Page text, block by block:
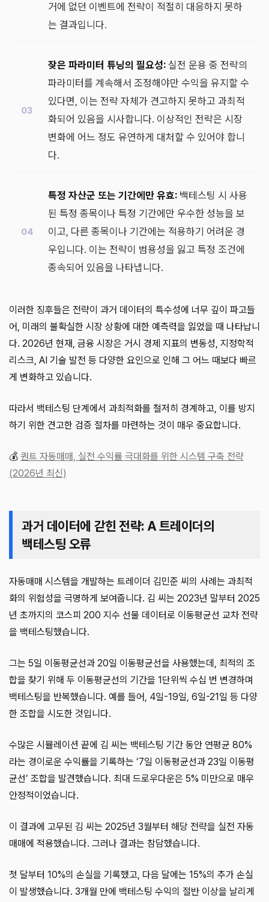
거에 없던 이벤트에 전략이 적절히 대응하지 못하
는 결과입니다.
잦은 파라미터 튜닝의 필요성: 실전 운용 중 전략의
파라미터를 계속해서 조정해야만 수익을 유지할 수
있다면, 이는 전략 자체가 견고하지 못하고 과최적
화되어 있음을 시사합니다. 이상적인 전략은 시장
변화에 어느 정도 유연하게 대처할 수 있어야 합니
다.
특정 자산군 또는 기간에만 유효: 백테스팅 시 사용
된 특정 종목이나 특정 기간에만 우수한 성능을 보
이고, 다른 종목이나 기간에는 적용하기 어려운 경
우입니다. 이는 전략이 범용성을 잃고 특정 조건에
종속되어 있음을 나타냅니다.
이러한 징후들은 전략이 과거 데이터의 특수성에 너무 깊이 파고들
어, 미래의 불확실한 시장 상황에 대한 예측력을 잃었을 때 나타납니
다. 2026년 현재, 금융 시장은 거시 경제 지표의 변동성, 지정학적
리스크, AI 기술 발전 등 다양한 요인으로 인해 그 어느 때보다 빠르
게 변화하고 있습니다.
따라서 백테스팅 단계에서 과최적화를 철저히 경계하고, 이를 방지
하기 위한 견고한 검증 절차를 마련하는 것이 매우 중요합니다.
💰 퀀트 자동매매, 실전 수익률 극대화를 위한 시스템 구축 전략
(2026년 최신)
과거 데이터에 갇힌 전략: A 트레이더의
백테스팅 오류
자동매매 시스템을 개발하는 트레이더 김민준 씨의 사례는 과최적
화의 위험성을 극명하게 보여줍니다. 김 씨는 2023년 말부터 2025
년 초까지의 코스피 200 지수 선물 데이터로 이동평균선 교차 전략
을 백테스팅했습니다.
그는 5일 이동평균선과 20일 이동평균선을 사용했는데, 최적의 조
합을 찾기 위해 두 이동평균선의 기간을 1단위씩 수십 번 변경하며
백테스팅을 반복했습니다. 예를 들어, 4일-19일, 6일-21일 등 다양
한 조합을 시도한 것입니다.
수많은 시뮬레이션 끝에 김 씨는 백테스팅 기간 동안 연평균 80%
라는 경이로운 수익률을 기록하는 ‘7일 이동평균선과 23일 이동평
균선’ 조합을 발견했습니다. 최대 드로우다운은 5% 미만으로 매우
안정적이었습니다.
이 결과에 고무된 김 씨는 2025년 3월부터 해당 전략을 실전 자동
매매에 적용했습니다. 그러나 결과는 참담했습니다.
첫 달부터 10%의 손실을 기록했고, 다음 달에는 15%의 추가 손실
이 발생했습니다. 3개월 만에 백테스팅 수익의 절반 이상을 날리게